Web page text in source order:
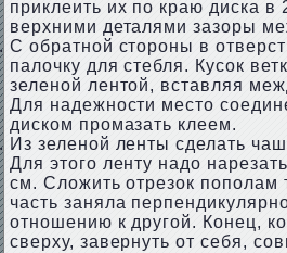
приклеить их по краю диска в
верхними деталями зазоры
С обратной стороны в
палочку для стебля. Кусок
зеленой лентой, вставляя
Для надежности место
диском промазать клеем.
Из зеленой ленты сделать
Для этого ленту надо
см. Сложить отрезок пополам
часть заняла
отношению к другой. Конец,
сверху, завернуть от себя,